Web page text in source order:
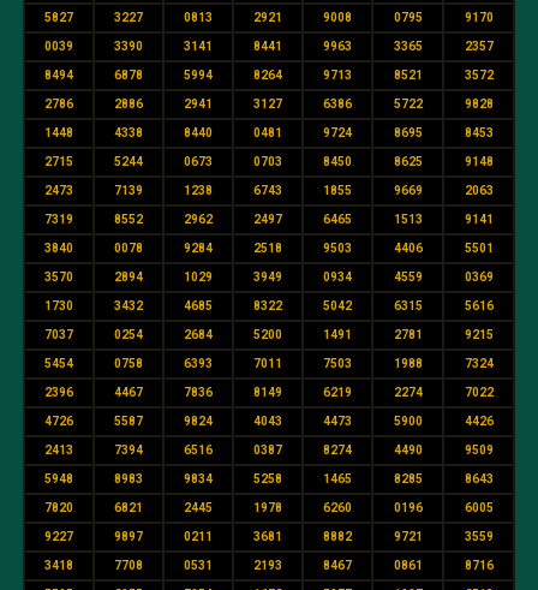
5827 3227 0813 2921 9008 0795 9170
0039 3390 3141 8441 9963 3365 2357
8494 6878 5994 8264 9713 8521 3572
2786 2886 2941 3127 6386 5722 9828
1448 4338 8440 0481 9724 8695 8453
2715 5244 0673 0703 8450 8625 9148
2473 7139 1238 6743 1855 9669 2063
7319 8552 2962 2497 6465 1513 9141
3840 0078 9284 2518 9503 4406 5501
3570 2894 1029 3949 0934 4559 0369
1730 3432 4685 8322 5042 6315 5616
7037 0254 2684 5200 1491 2781 9215
5454 0758 6393 7011 7503 1988 7324
2396 4467 7836 8149 6219 2274 7022
4726 5587 9824 4043 4473 5900 4426
2413 7394 6516 0387 8274 4490 9509
5948 8983 9834 5258 1465 8285 8643
7820 6821 2445 1978 6260 0196 6005
9227 9897 0211 3681 8882 9721 3559
3418 7708 0531 2193 8467 0861 8716